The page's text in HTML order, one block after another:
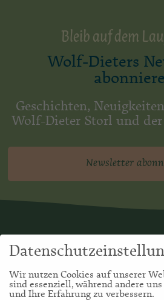
Bleib auf dem
Wolf-Dieters
Geschichten,
Wolf-Dieter Storl und
Newsletter
Wir nutzen Cookies auf unserer
sind essenziell, während andere
und Ihre Erfahrung zu verbessern.